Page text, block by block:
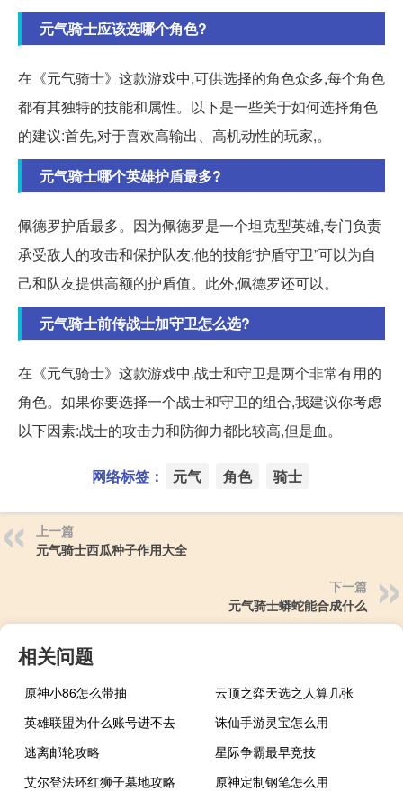
元气骑士应该选哪个角色?
在《元气骑士》这款游戏中,可供选择的角色众多,每个角色
都有其独特的技能和属性。以下是一些关于如何选择角色
的建议:首先,对于喜欢高输出、高机动性的玩家,。
元气骑士哪个英雄护盾最多?
佩德罗护盾最多。因为佩德罗是一个坦克型英雄,专门负责
承受敌人的攻击和保护队友,他的技能“护盾守卫”可以为自
己和队友提供高额的护盾值。此外,佩德罗还可以。
元气骑士前传战士加守卫怎么选?
在《元气骑士》这款游戏中,战士和守卫是两个非常有用的
角色。如果你要选择一个战士和守卫的组合,我建议你考虑
以下因素:战士的攻击力和防御力都比较高,但是血。
网络标签： 元气 角色 骑士
上一篇
元气骑士西瓜种子作用大全
下一篇
元气骑士蟒蛇能合成什么
相关问题
原神小86怎么带抽
云顶之弈天选之人算几张
英雄联盟为什么账号进不去
诛仙手游灵宝怎么用
逃离邮轮攻略
星际争霸最早竞技
艾尔登法环红狮子墓地攻略
原神定制钢笔怎么用